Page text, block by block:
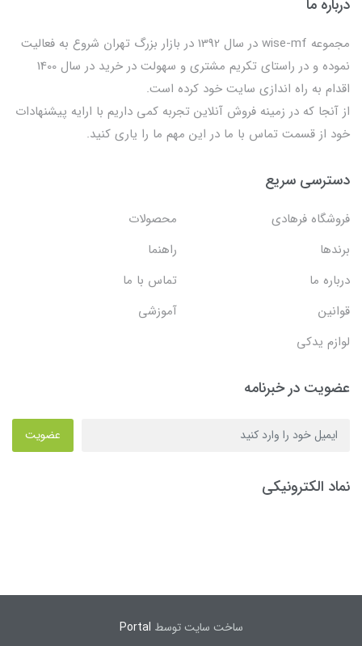
درباره ما
مجموعه wise-mf در سال 1392 در بازار بزرگ تهران شروع به فعالیت
نموده و در راستای تکریم مشتری و سهولت در خرید در سال 1400
اقدام به راه اندازی سایت خود کرده است.
از آنجا که در زمینه فروش آنلاین تجربه کمی داریم با ارایه پیشنهادات
خود از قسمت تماس با ما در این مهم ما را یاری کنید.
دسترسی سریع
فروشگاه فرهادی
محصولات
برندها
راهنما
درباره ما
تماس با ما
قوانین
آموزشی
لوازم یدکی
عضویت در خبرنامه
عضویت
نماد الکترونیکی
ساخت سایت توسط Portal